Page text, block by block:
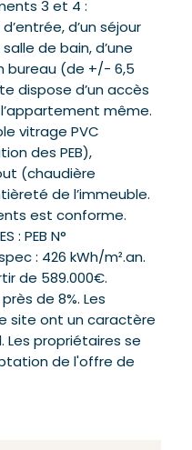
3 et 4 :
d’un séjour
de bain, d’une
bureau (de +/- 6,5
dispose d’un accès
même.
vitrage PVC
des PEB),
(chaudière
de l’immeuble.
est conforme.
: PEB N°
spec : 426 kWh/m².an.
de 589.000€.
de 8%. Les
site ont un caractère
propriétaires se
de l'offre de